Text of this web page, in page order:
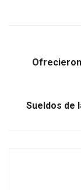
Sueldos de